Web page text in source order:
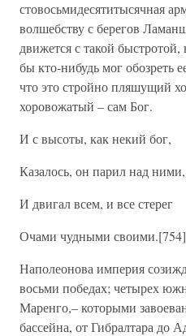
стовосьмидесятитысячная
волшебству с берегов
движется с такой быстротой,
бы кто-нибудь мог обозреть
что это стройно пляшущий
хоровожатый – сам Бог.
И с высоты, как некий бог,
Казалось, он парил над ними,
И двигал всем, и все стерег
Очами чудными своими.[754]
Наполеонова империя
восьми победах; четырех
Маренго,– которыми
бассейна, от Гибралтара до